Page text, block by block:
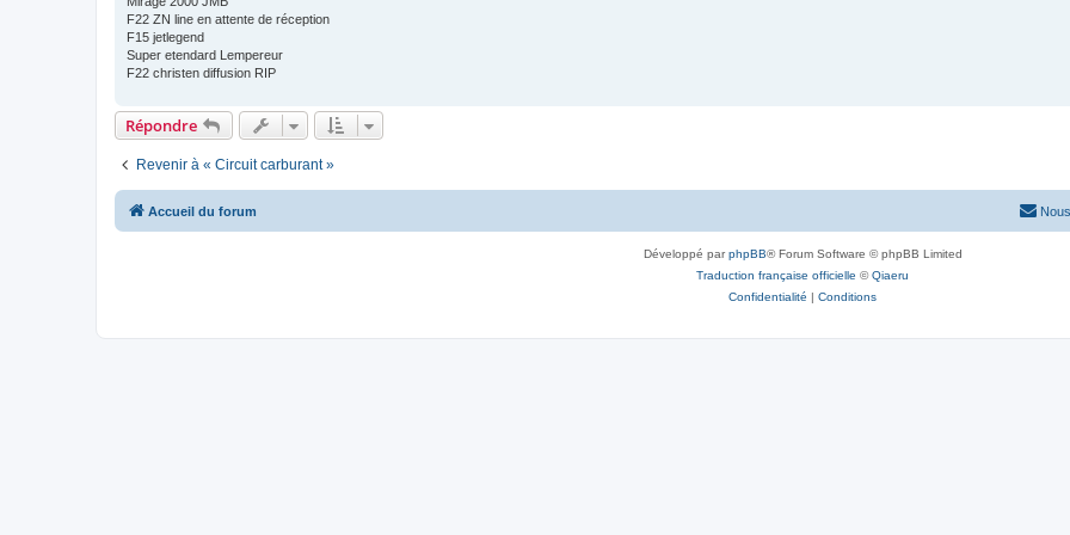
F22 ZN line en attente de réception
F15 jetlegend
Super etendard Lempereur
F22 christen diffusion RIP
Répondre
Revenir à « Circuit carburant »
Accueil du forum
Développé parphpBB® Forum Software © phpBB Limited
Traduction française officielle ©Qiaeru
Confidentialité
Conditions